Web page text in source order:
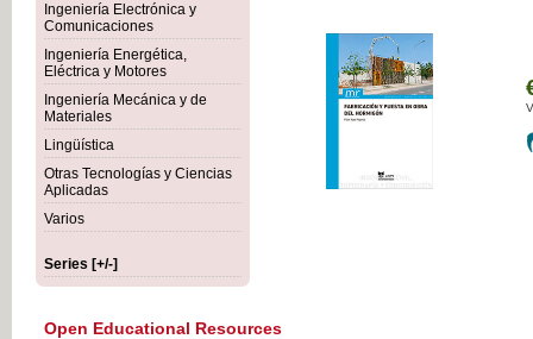
Ingeniería Electrónica y
Comunicaciones
Ingeniería Energética,
Eléctrica y Motores
Ingeniería Mecánica y de
Materiales
Lingüística
Otras Tecnologías y Ciencias
Aplicadas
Varios
Series [+/-]
VAT
Open Educational Resources